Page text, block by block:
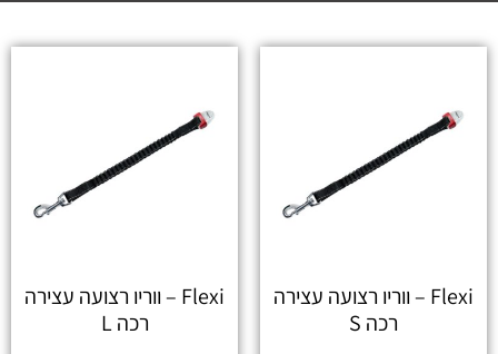
Flexi – ווריו רצועה עצירה
רכה S
Flexi – ווריו רצועה עצירה
רכה L